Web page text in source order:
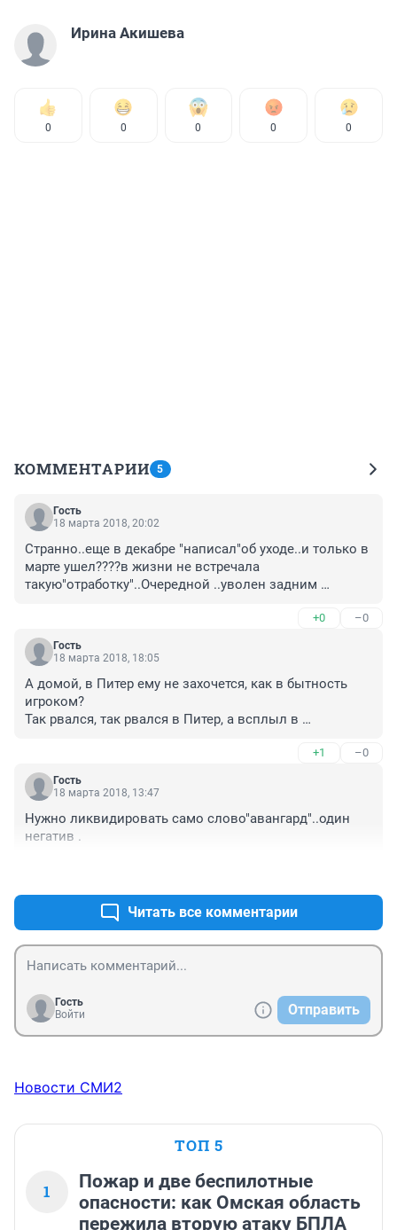
Ирина Акишева
0 0 0 0 0
КОММЕНТАРИИ 5
Гость
18 марта 2018, 20:02
Странно..еще в декабре "написал"об уходе..и только в
марте ушел????в жизни не встречала
такую"отработку"..Очередной ..уволен задним
+0 –0
Гость
18 марта 2018, 18:05
А домой, в Питер ему не захочется, как в бытность
игроком?
Так рвался, так рвался в Питер, а всплыл в
+1 –0
Гость
18 марта 2018, 13:47
Нужно ликвидировать само слово"авангард"..один
негатив .
Читать все комментарии
Гость
Войти
Отправить
Новости СМИ2
ТОП 5
1
Пожар и две беспилотные
опасности: как Омская область
пережила вторую атаку БПЛА